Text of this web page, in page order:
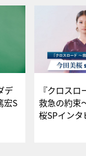
デ
宏S
『クロス
救急の約束
桜SPイ